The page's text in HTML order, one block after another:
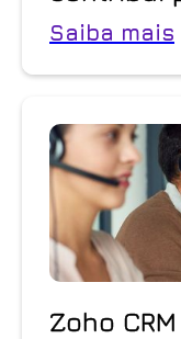
Saiba mais
Zoho